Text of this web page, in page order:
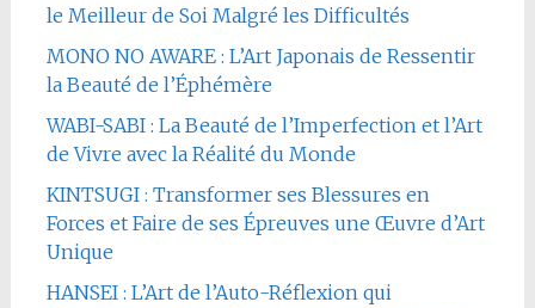
le Meilleur de Soi Malgré les Difficultés
MONO NO AWARE : L’Art Japonais de Ressentir
la Beauté de l’Éphémère
WABI-SABI : La Beauté de l’Imperfection et l’Art
de Vivre avec la Réalité du Monde
KINTSUGI : Transformer ses Blessures en
Forces et Faire de ses Épreuves une Œuvre d’Art
Unique
HANSEI : L’Art de l’Auto-Réflexion qui